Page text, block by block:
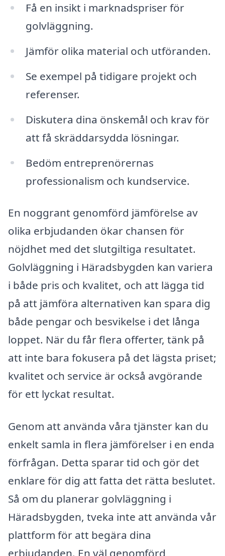
Få en insikt i marknadspriser för
golvläggning.
Jämför olika material och utföranden.
Se exempel på tidigare projekt och
referenser.
Diskutera dina önskemål och krav för
att få skräddarsydda lösningar.
Bedöm entreprenörernas
professionalism och kundservice.
En noggrant genomförd jämförelse av
olika erbjudanden ökar chansen för
nöjdhet med det slutgiltiga resultatet.
Golvläggning i Häradsbygden kan variera
i både pris och kvalitet, och att lägga tid
på att jämföra alternativen kan spara dig
både pengar och besvikelse i det långa
loppet. När du får flera offerter, tänk på
att inte bara fokusera på det lägsta priset;
kvalitet och service är också avgörande
för ett lyckat resultat.
Genom att använda våra tjänster kan du
enkelt samla in flera jämförelser i en enda
förfrågan. Detta sparar tid och gör det
enklare för dig att fatta det rätta beslutet.
Så om du planerar golvläggning i
Häradsbygden, tveka inte att använda vår
plattform för att begära dina
erbjudanden. En väl genomförd